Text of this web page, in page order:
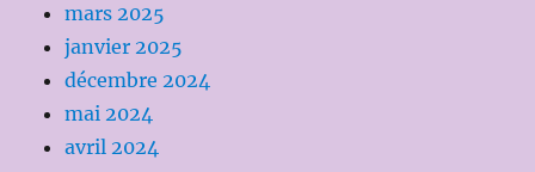
mars 2025
janvier 2025
décembre 2024
mai 2024
avril 2024